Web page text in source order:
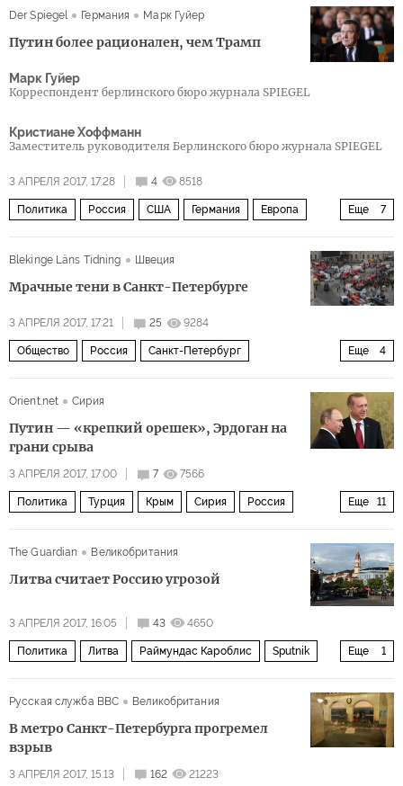
бедность нефть экономика
Der Spiegel Германия Марк Гуйер
Путин более рационален, чем Трамп
Марк Гуйер
Корреспондент берлинского бюро журнала SPIEGEL
Кристиане Хоффманн
Заместитель руководителя Берлинского бюро журнала SPIEGEL
3 АПРЕЛЯ 2017, 17:28 4 8518
Еще 7
Политика Россия США Германия Европа
Дональд Трамп Ангела Меркель
Blekinge Läns Tidning Швеция
Мрачные тени в Санкт-Петербурге
3 АПРЕЛЯ 2017, 17:21 25 9284
Еще 4
Общество Россия Санкт-Петербург
Orient.net Сирия
Путин — «крепкий орешек», Эрдоган на
грани срыва
3 АПРЕЛЯ 2017, 17:00 7 7566
Еще 11
Политика Турция Крым Сирия Россия
Отряды народной самообороны (YPG)
операция «Щит Евфрата сирийский кризис курды
The Guardian Великобритания
Литва считает Россию угрозой
3 АПРЕЛЯ 2017, 16:05 43 4650
Еще 1
Политика Литва Раймундас Кароблис Sputnik
Русская служба BBC
Великобритания
В метро Санкт-Петербурга прогремел
взрыв
3 АПРЕЛЯ 2017, 15:13 162 21223